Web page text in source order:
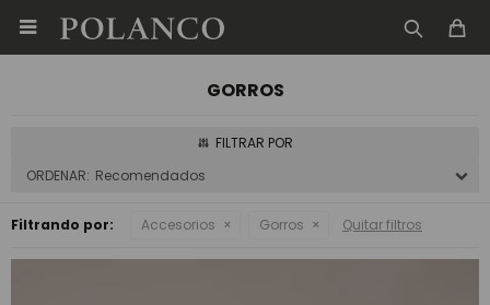

GORROS
Recomendados
Filtrando por: Accesorios Gorros Quitar filtros